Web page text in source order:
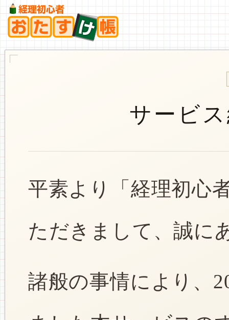
サービ
平素より「経理初心
ただきまして、誠に
諸般の事情により、